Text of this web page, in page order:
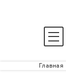
Главная